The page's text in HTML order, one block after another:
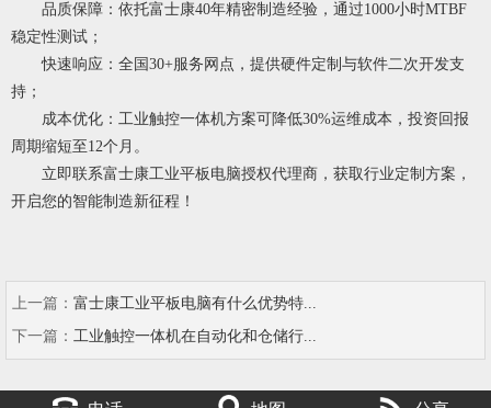
品质保障：依托富士康40年精密制造经验，通过1000小时MTBF
稳定性测试；
快速响应：全国30+服务网点，提供硬件定制与软件二次开发支
持；
成本优化：工业触控一体机方案可降低30%运维成本，投资回报
周期缩短至12个月。
立即联系富士康工业平板电脑授权代理商，获取行业定制方案，
开启您的智能制造新征程！
上一篇： 富士康工业平板电脑有什么优势特...
下一篇： 工业触控一体机在自动化和仓储行...